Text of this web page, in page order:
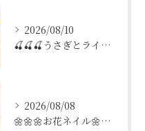
2026/08/10
🍒🍒🍒うさぎとライオン🍒🍒🍒
2026/08/08
🌼🌼🌼お花ネイル🌼🌼🌼